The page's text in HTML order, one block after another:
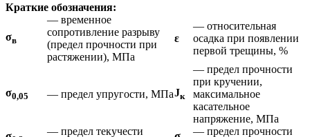
Краткие обозначения:
σв
— временное
сопротивление разрыву
(предел прочности при
растяжении), МПа
ε
— относительная
осадка при появлении
первой трещины, %
σ0,05 — предел упругости, МПаJк
— предел прочности
при кручении,
максимальное
касательное
напряжение, МПа
— предел текучести
— предел прочности